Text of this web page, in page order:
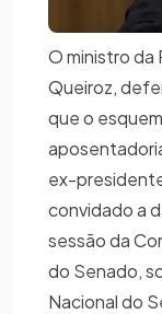
O ministro da
Queiroz,
que o
ex-
convidado a
sessão da
do Senado,
Nacional do